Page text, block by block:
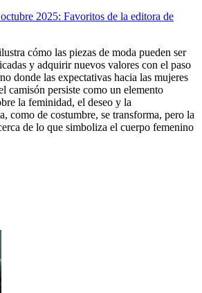
2025: Favoritos de la editora de
cómo las piezas de moda pueden ser
y adquirir nuevos valores con el paso
donde las expectativas hacia las mujeres
camisón persiste como un elemento
la feminidad, el deseo y la
como de costumbre, se transforma, pero la
de lo que simboliza el cuerpo femenino